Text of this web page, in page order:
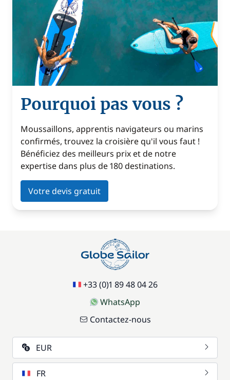
Pourquoi pas vous ?
Moussaillons, apprentis navigateurs ou marins
confirmés, trouvez la croisière qu'il vous faut !
Bénéficiez des meilleurs prix et de notre
expertise dans plus de 180 destinations.
Votre devis gratuit
+33 (0)1 89 48 04 26
WhatsApp
Contactez-nous
EUR
FR